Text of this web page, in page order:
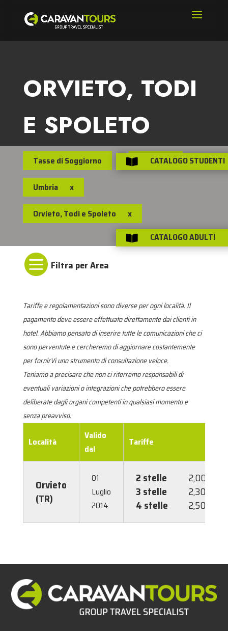
ORVIETO, TODI
E SPOLETO
Tasse di Soggiorno Italia x
Umbria x
Orvieto, Todi e Spoleto x

Tariffe e regolamentazioni sono diverse per ogni località. Il
pagamento deve essere effettuato direttamente dai clienti in
hotel. Abbiamo pensato di inserire tutte le comunicazioni che ci
sono perventute e cercheremo di aggiornare costantemente
per fornirVi uno strumento di consultazione veloce.
Teniamo a precisare che non ci riterremo responsabili di
eventuali variazioni o integrazioni che potrebbero essere
deliberate dagli organi competenti in qualsiasi momento e
senza preavviso.
Località
Valido
dal
Tariffe
Orvieto
(TR)
01
Luglio
2014
2 stelle
2,00 €
3 stelle
2,30 €
4 stelle
2,50 €
 CATALOGO STUDENTI
 CATALOGO ADULTI